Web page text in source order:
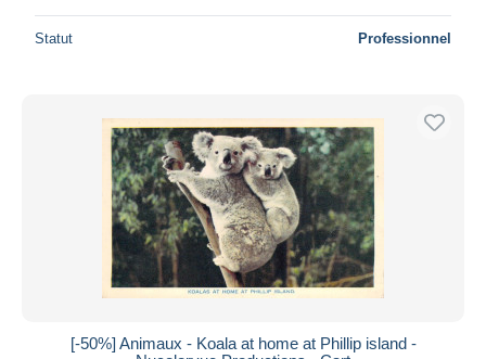
Statut Professionnel
[-50%] Animaux - Koala at home at Phillip island -